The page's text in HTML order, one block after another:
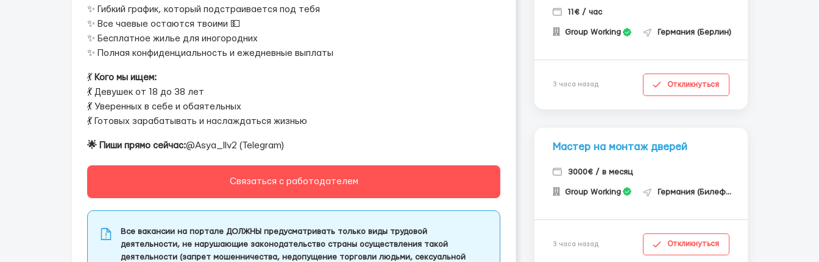
✨ Гибкий график, который подстраивается под тебя
✨ Все чаевые остаются твоими 💵
✨ Бесплатное жилье для иногородних
✨ Полная конфиденциальность и ежедневные выплаты
💃 Кого мы ищем:
💃 Девушек от 18 до 38 лет
💃 Уверенных в себе и обаятельных
💃 Готовых зарабатывать и наслаждаться жизнью
🌟 Пиши прямо сейчас:@Asya_llv2 (Telegram)
Связаться с работодателем
Все вакансии на портале ДОЛЖНЫ предусматривать только виды трудовой
деятельности, не нарушающие законодательство страны осуществления такой
деятельности (запрет мошенничества, недопущение торговли людьми, сексуальной
11€ / час
Group Working Германия (Берлин)
3 часа назад Откликнуться
Мастер на монтаж дверей
3000€ / в месяц
Group Working Германия (Билефельд)
3 часа назад Откликнуться